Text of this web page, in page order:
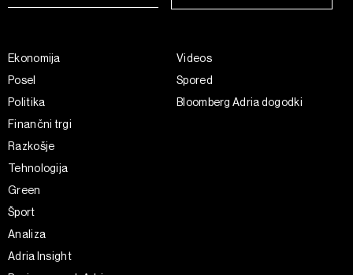
Ekonomija
Posel
Politika
Finančni trgi
Razkošje
Tehnologija
Green
Šport
Analiza
Adria Insight
Videos
Spored
Bloomberg Adria dogodki